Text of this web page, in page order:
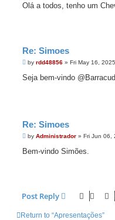
s
Olá a todos, tenho um
Re: Simoes
P
s
by rdd48856 » Fri May 16,
Seja bem-vindo
Re: Simoes
P
s
by Administrador » Fri Jun 06,
Bem-vindo Simões.
Post Reply
Return to “Apresentações”